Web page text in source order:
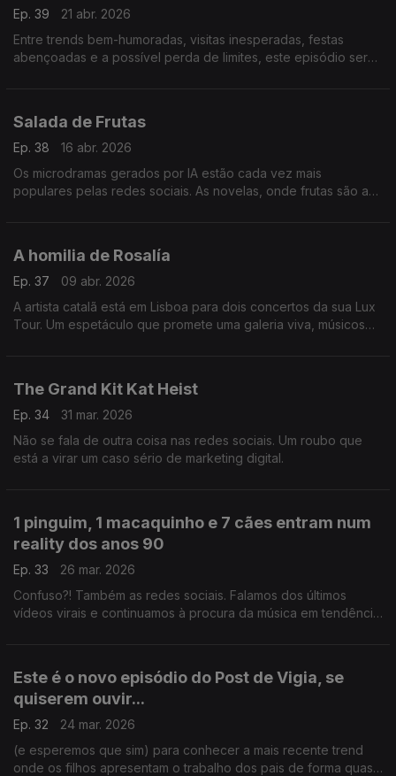
Ep. 39
21 abr. 2026
Entre trends bem-humoradas, visitas inesperadas, festas
abençoadas e a possível perda de limites, este episódio será
Salada de Frutas
Ep. 38
16 abr. 2026
Os microdramas gerados por IA estão cada vez mais
populares pelas redes sociais. As novelas, onde frutas são as
A homilia de Rosalía
Ep. 37
09 abr. 2026
A artista catalã está em Lisboa para dois concertos da sua Lux
Tour. Um espetáculo que promete uma galeria viva, músicos
The Grand Kit Kat Heist
Ep. 34
31 mar. 2026
Não se fala de outra coisa nas redes sociais. Um roubo que
está a virar um caso sério de marketing digital.
1 pinguim, 1 macaquinho e 7 cães entram num
reality dos anos 90
Ep. 33
26 mar. 2026
Confuso?! Também as redes sociais. Falamos dos últimos
vídeos virais e continuamos à procura da música em tendência
Este é o novo episódio do Post de Vigia, se
quiserem ouvir...
Ep. 32
24 mar. 2026
(e esperemos que sim) para conhecer a mais recente trend
onde os filhos apresentam o trabalho dos pais de forma quase